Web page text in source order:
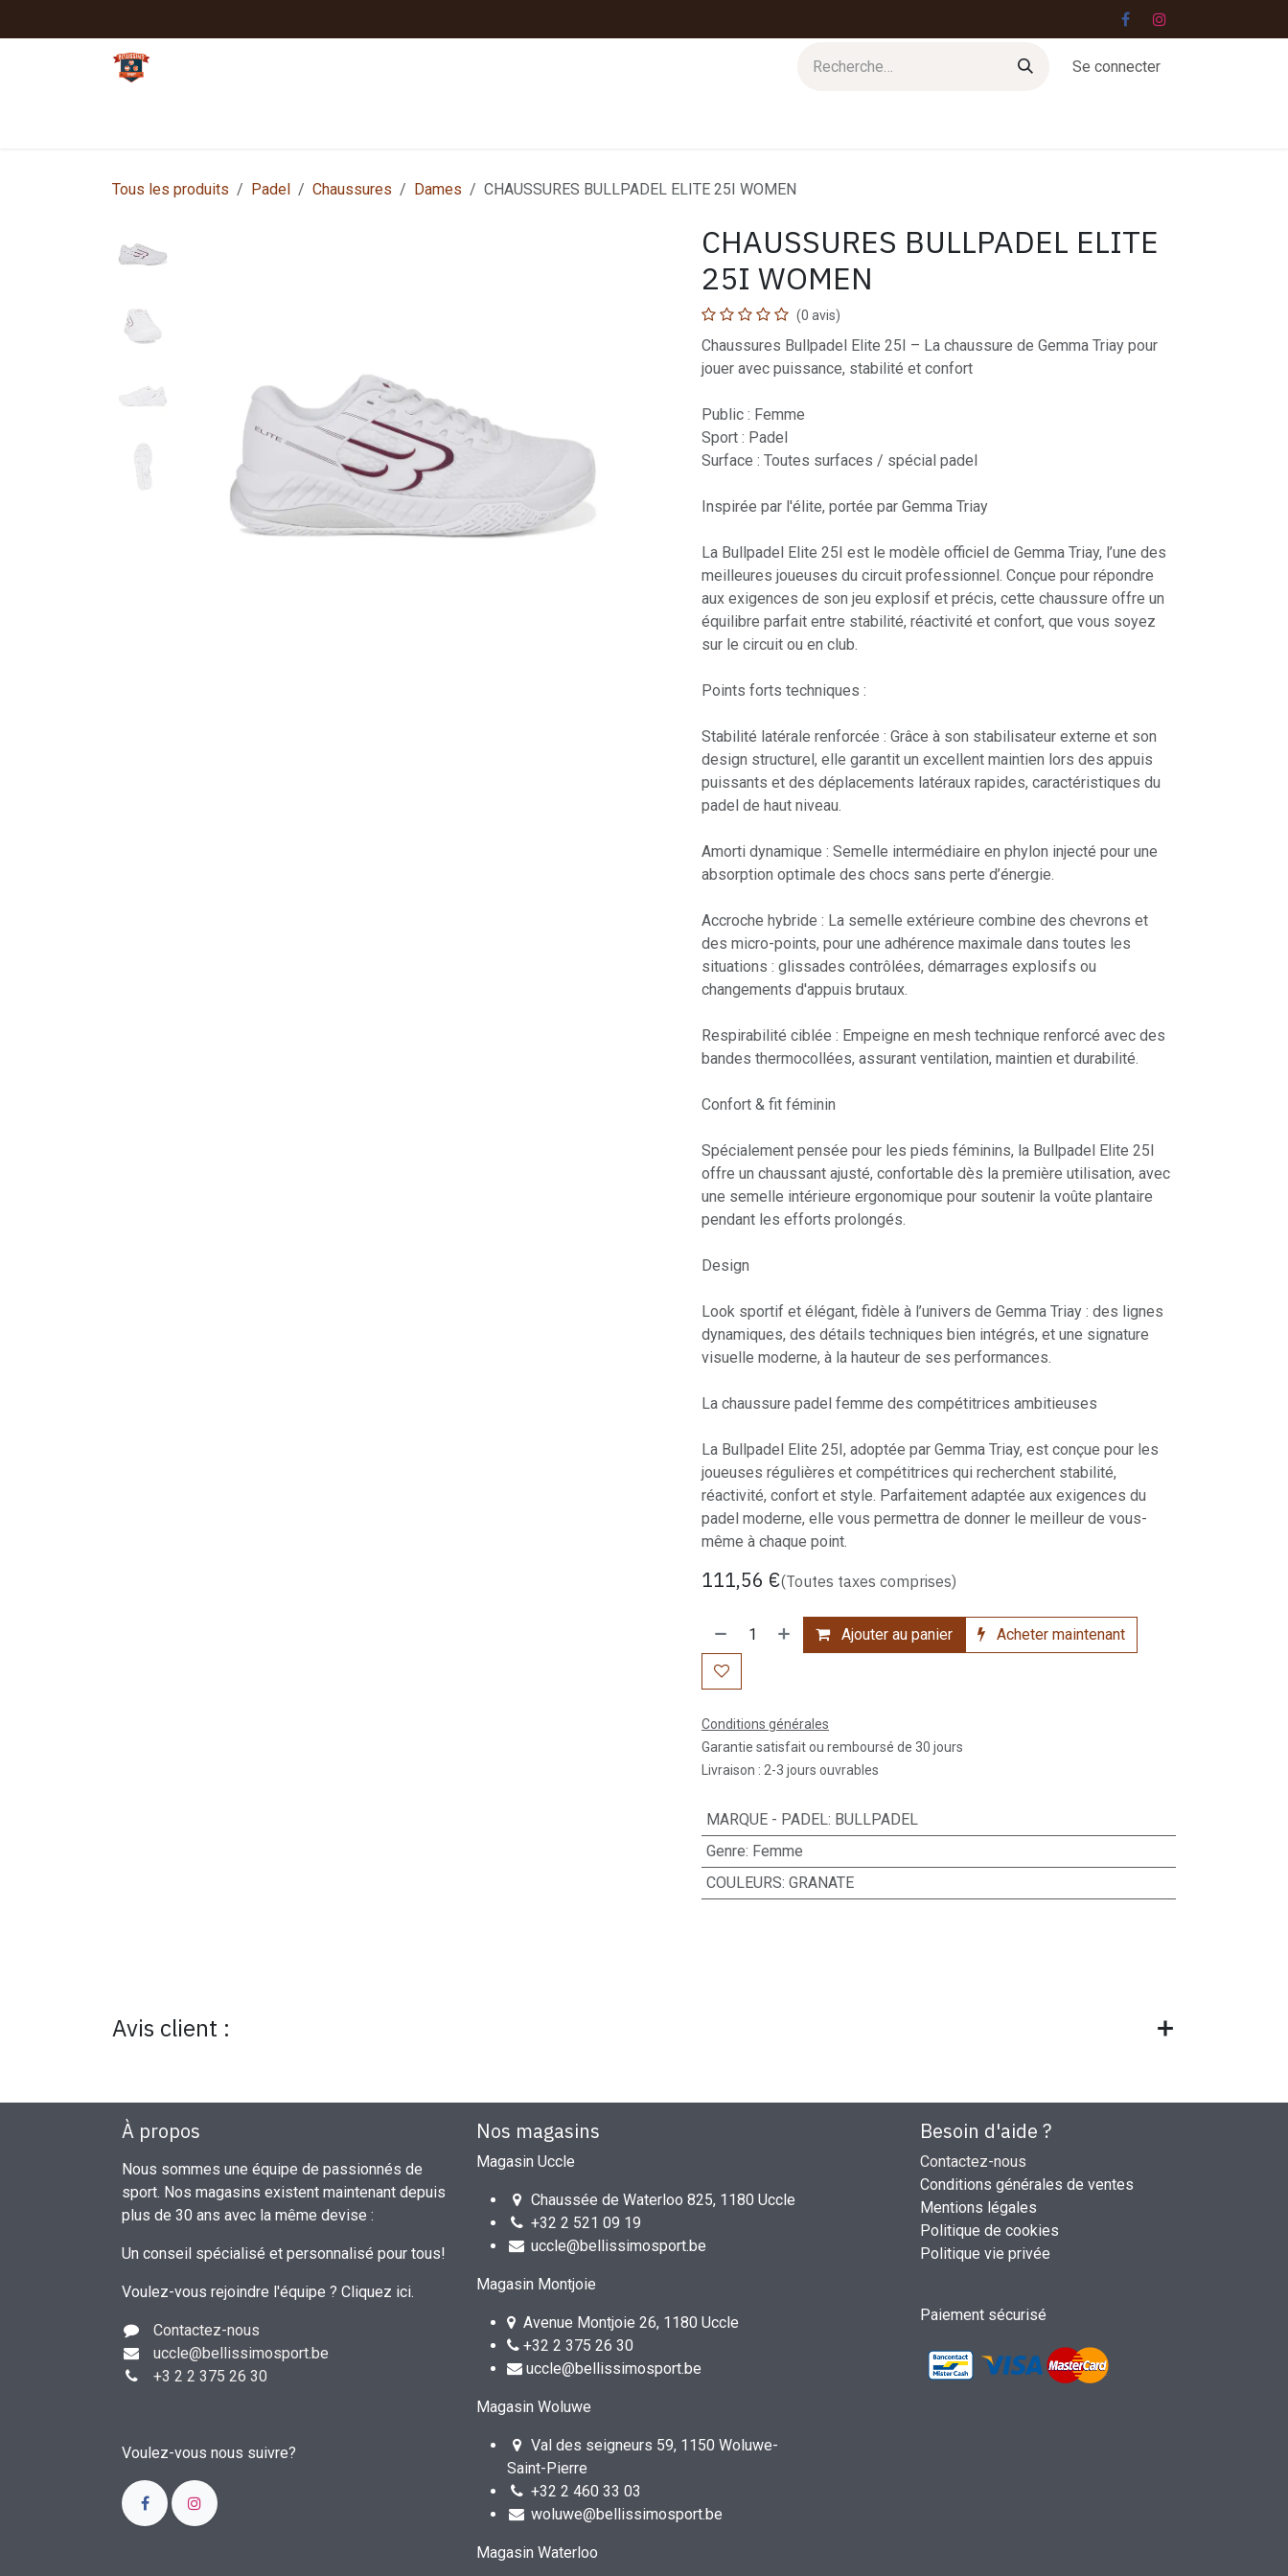
Se connecter
Tous les produits Padel Chaussures Dames CHAUSSURES BULLPADEL ELITE 25I WOMEN
CHAUSSURES BULLPADEL ELITE
25I WOMEN
(0 avis)
Chaussures Bullpadel Elite 25I – La chaussure de Gemma Triay pour
jouer avec puissance, stabilité et confort
Public : Femme
Sport : Padel
Surface : Toutes surfaces / spécial padel
Inspirée par l'élite, portée par Gemma Triay
La Bullpadel Elite 25I est le modèle officiel de Gemma Triay, l’une des
meilleures joueuses du circuit professionnel. Conçue pour répondre
aux exigences de son jeu explosif et précis, cette chaussure offre un
équilibre parfait entre stabilité, réactivité et confort, que vous soyez
sur le circuit ou en club.
Points forts techniques :
Stabilité latérale renforcée : Grâce à son stabilisateur externe et son
design structurel, elle garantit un excellent maintien lors des appuis
puissants et des déplacements latéraux rapides, caractéristiques du
padel de haut niveau.
Amorti dynamique : Semelle intermédiaire en phylon injecté pour une
absorption optimale des chocs sans perte d’énergie.
Accroche hybride : La semelle extérieure combine des chevrons et
des micro-points, pour une adhérence maximale dans toutes les
situations : glissades contrôlées, démarrages explosifs ou
changements d'appuis brutaux.
Respirabilité ciblée : Empeigne en mesh technique renforcé avec des
bandes thermocollées, assurant ventilation, maintien et durabilité.
Confort & fit féminin
Spécialement pensée pour les pieds féminins, la Bullpadel Elite 25I
offre un chaussant ajusté, confortable dès la première utilisation, avec
une semelle intérieure ergonomique pour soutenir la voûte plantaire
pendant les efforts prolongés.
Design
Look sportif et élégant, fidèle à l’univers de Gemma Triay : des lignes
dynamiques, des détails techniques bien intégrés, et une signature
visuelle moderne, à la hauteur de ses performances.
La chaussure padel femme des compétitrices ambitieuses
La Bullpadel Elite 25I, adoptée par Gemma Triay, est conçue pour les
joueuses régulières et compétitrices qui recherchent stabilité,
réactivité, confort et style. Parfaitement adaptée aux exigences du
padel moderne, elle vous permettra de donner le meilleur de vous-
même à chaque point.
111,56 €(Toutes taxes comprises)
Ajouter au panier Acheter maintenant
Conditions générales
Garantie satisfait ou remboursé de 30 jours
Livraison : 2-3 jours ouvrables
MARQUE - PADEL: BULLPADEL
Genre: Femme
COULEURS: GRANATE
Avis client :
Besoin d'aide ?
Contactez-nous
Conditions générales de ventes
Mentions légales
Politique de cookies
Politique vie privée
Paiement sécurisé
Nos magasins
Magasin Uccle
Chaussée de Waterloo 825, 1180 Uccle
+32 2 521 09 19
uccle@bellissimosport.be
Magasin Montjoie
Avenue Montjoie 26, 1180 Uccle
+32 2 375 26 30
uccle@bellissimosport.be
Magasin Woluwe
Val des seigneurs 59, 1150 Woluwe-
Saint-Pierre
+32 2 460 33 03
woluwe@bellissimosport.be
Magasin Waterloo
À propos
Nous sommes une équipe de passionnés de
sport. Nos magasins existent maintenant depuis
plus de 30 ans avec la même devise :
Un conseil spécialisé et personnalisé pour tous!
Voulez-vous rejoindre l'équipe ? Cliquez ici.
Contactez-nous
uccle@bellissimosport.be
+3 2 2 375 26 30
Voulez-vous nous suivre?